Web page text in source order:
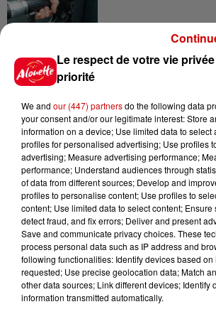
8 août 2026
8 août 2026
Cambriolages :
logements visités
en...
7 août 2026
Pape Léon XIV en
est son
Le respect de votre vie
priorité
We and our (447) partnersdo the following data
your consent and/or our legitimate interest: Store
information on a device; Use limited data to select
profiles for personalised advertising; Use profiles
advertising; Measure advertising performance;
performance; Understand audiences through
of data from different sources; Develop and
profiles to personalise content; Use profiles to
content; Use limited data to select content; Ensure
detect fraud, and fix errors; Deliver and present
Save and communicate privacy choices. These
process personal data such as IP address and
following functionalities: Identify devices based
requested; Use precise geolocation data; Match
other data sources; Link different devices; Identify
information transmitted automatically.